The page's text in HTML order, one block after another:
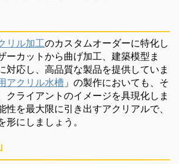
リル加工のカスタムオーダーに特化し
ーカットから曲げ加工、建築模型ま
対応し、高品質な製品を提供していま
アクリル水槽 」の製作においても、そ
クライアントのイメージを具現化しま
性を最大限に引き出すアクリアルで、
形にしましょう。